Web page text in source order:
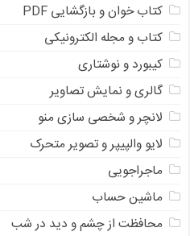
کتاب خوان و بازگشایی PDF
کتاب و مجله الکترونیکی
کیبورد و نوشتاری
گالری و نمایش تصاویر
لانچر و شخصی سازی منو
لایو والپیپر و تصویر متحرک
ماجراجویی
ماشین حساب
محافظت از چشم و دید در شب